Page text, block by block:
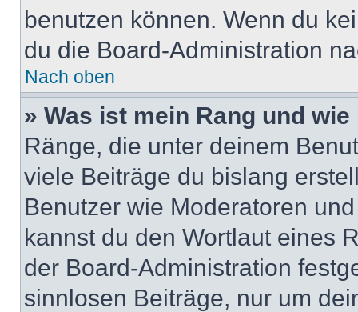
benutzen können. Wenn du
du die Board-Administration
Nach oben
» Was ist mein Rang und
Ränge, die unter deinem
viele Beiträge du bislang
Benutzer wie Moderatoren
kannst du den Wortlaut eines
der Board-Administration
sinnlosen Beiträge, nur um